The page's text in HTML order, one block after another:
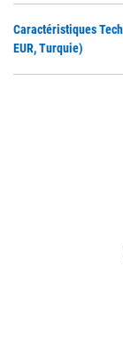
Caractéristiques
EUR, Turquie)